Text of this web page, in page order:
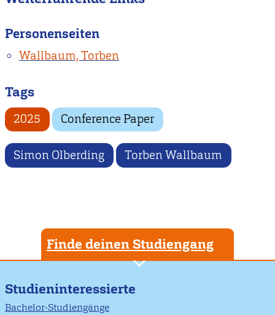
Personenseiten
Wallbaum, Torben
Tags
2025 Conference Paper
Simon Olberding Torben Wallbaum
Finde deinen Studiengang
Studieninteressierte
Bachelor-Studiengänge